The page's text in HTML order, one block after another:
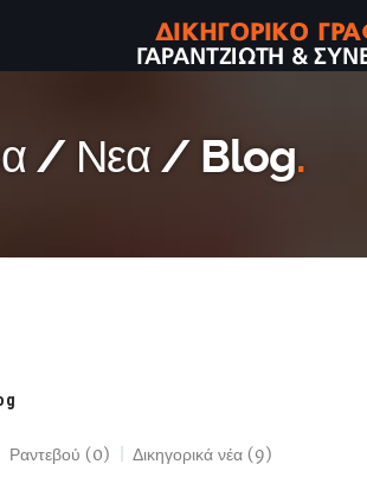
/ Νεα / Blog.
Ραντεβού (0) Δικηγορικά νέα (9)